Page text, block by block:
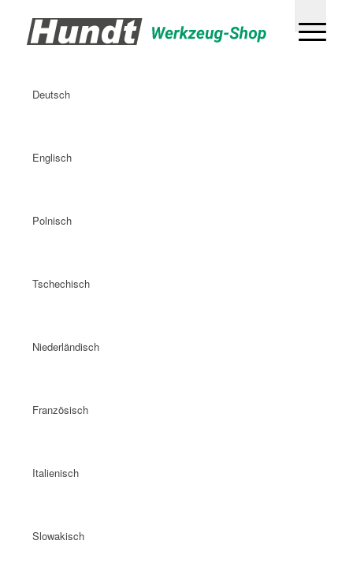
Deutsch
Englisch
Polnisch
Tschechisch
Niederländisch
Französisch
Italienisch
Slowakisch